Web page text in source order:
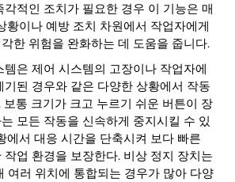
적인 조치가 필요한 경우 이 기능은 매
황이나 예방 조치 차원에서 작업자에게
한 위험을 완화하는 데 도움을 줍니다.
템은 제어 시스템의 고장이나 작업자에
기된 경우와 같은 다양한 상황에서 작동
통 크기가 크고 누르기 쉬운 버튼이 장
모든 작동을 신속하게 중지시킬 수 있
에서 대응 시간을 단축시켜 보다 빠른
업 환경을 보장한다. 비상 정지 장치는
여러 위치에 통합되는 경우가 많아 다양